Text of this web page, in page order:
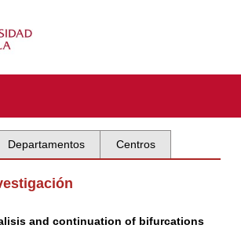
Departamentos Centros
and continuation of bifurcations